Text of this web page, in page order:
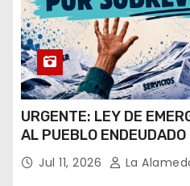
URGENTE: LEY DE
AL PUEBLO
Jul 11, 2026 La